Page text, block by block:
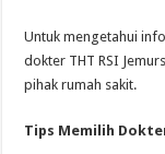
Untuk mengetahui
dokter THT RSI
pihak rumah sakit.
Tips Memilih